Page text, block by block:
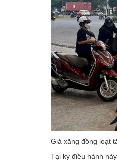
Giá xăng đồng loạt
Tại kỳ điều hành